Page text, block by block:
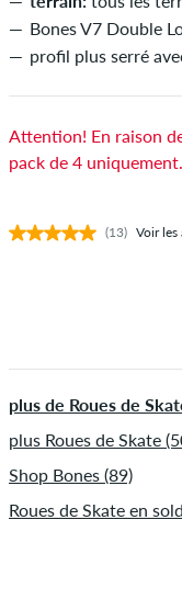
Bones V7 Double
profil plus serré
Attention! En raison
pack de 4 uniquement.
(13) Voir les
plus de Roues de
plus Roues de Skate
Shop Bones (89)
Roues de Skate en